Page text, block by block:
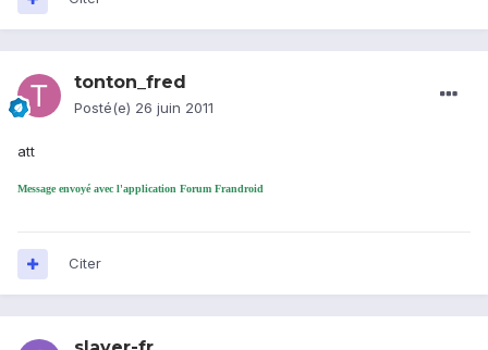
tonton_fred
Posté(e) 26 juin 2011
att
Message envoyé avec l'application Forum Frandroid
Citer